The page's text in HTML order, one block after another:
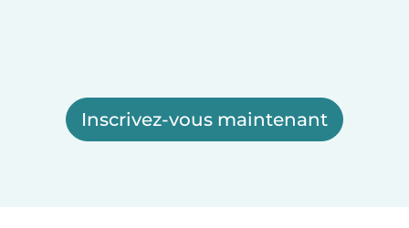
Inscrivez-vous maintenant